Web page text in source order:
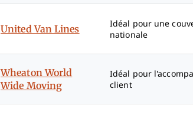
United Van Lines
Idéal pour une
nationale
Wheaton World
Wide Moving
Idéal pour
client